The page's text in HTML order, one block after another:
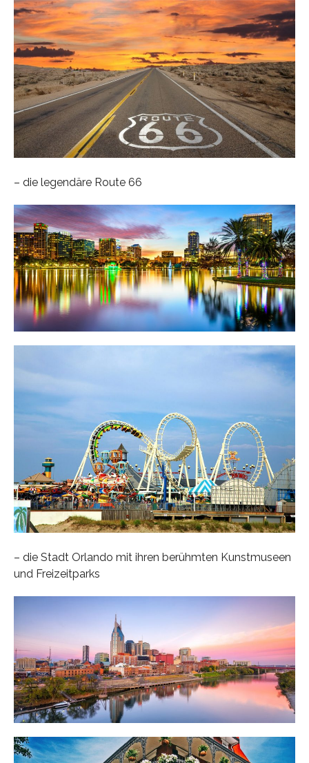
– die legendäre Route 66
– die Stadt Orlando mit ihren berühmten Kunstmuseen
und Freizeitparks